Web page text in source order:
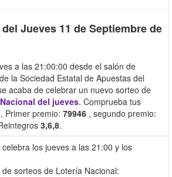
Jueves 11 de Septiembre de
a las 21:00:00 desde el salón de
la Sociedad Estatal de Apuestas del
acaba de celebrar un nuevo sorteo de
del jueves. Comprueba tus
Primer premio: 79946 , segundo premio:
3,6,8.
los jueves a las 21:00 y los
sorteos de Lotería Nacional: